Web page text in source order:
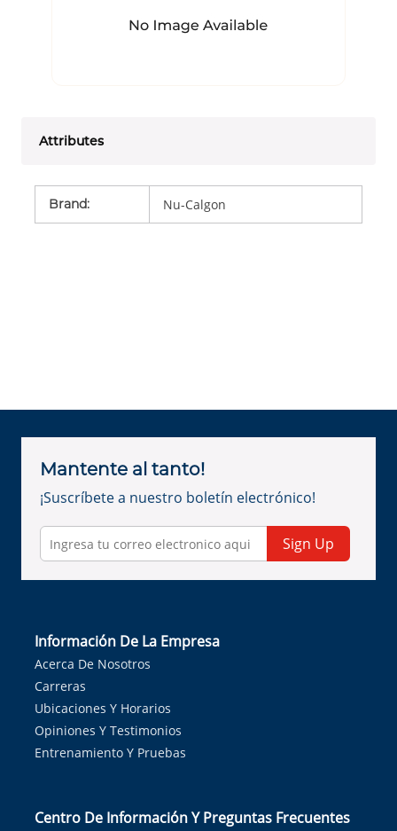
Attributes
Brand: Nu-Calgon
Mantente al tanto!
¡Suscríbete a nuestro boletín electrónico!
Sign Up
Información De La Empresa
Acerca De Nosotros
Carreras
Ubicaciones Y Horarios
Opiniones Y Testimonios
Entrenamiento Y Pruebas
Centro De Información Y Preguntas Frecuentes